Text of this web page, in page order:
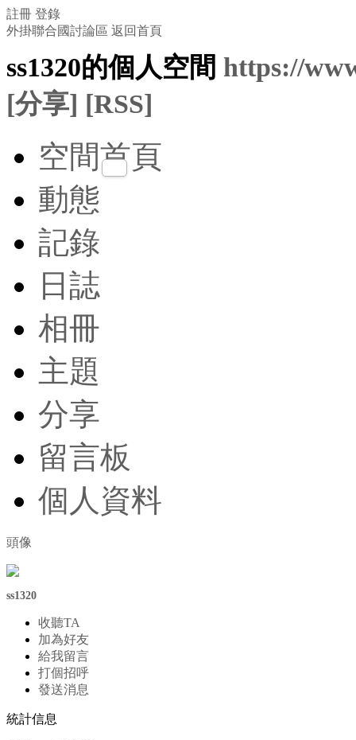
註冊 登錄
外掛聯合國討論區 返回首頁
ss1320的個人空間 https://
[分享] [RSS]
空間首頁
動態
記錄
日誌
相冊
主題
分享
留言板
個人資料
頭像
ss1320
收聽TA
加為好友
給我留言
打個招呼
發送消息
統計信息